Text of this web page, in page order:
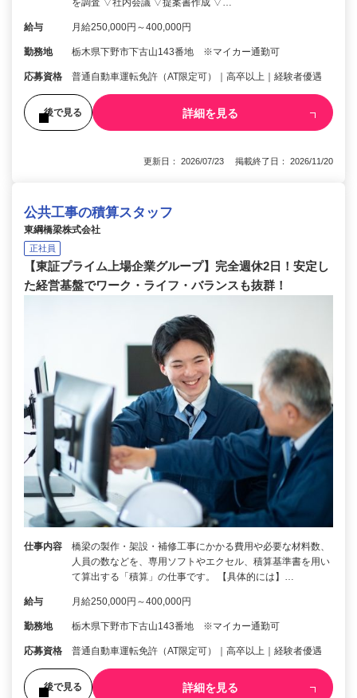
を調査 ▽社内会議 ▽提案書作成 ▽…
給与 月給250,000円～400,000円
勤務地 栃木県下野市下古山143番地 ※マイカー通勤可
応募資格 普通自動車運転免許（AT限定可）｜高卒以上｜経験者優遇
後で見る 詳細を見る
更新日： 2026/07/23 掲載終了日： 2026/11/20
公共工事の積算スタッフ
東綱橋梁株式会社
正社員
【東証プライム上場企業グループ】完全週休2日！安定し
た経営基盤でワーク・ライフ・バランスも抜群！
仕事内容
橋梁の製作・架設・補修工事にかかる費用や必要な材料数、
人員の数などを、専用ソフトやエクセル、積算基準書を用い
て算出する「積算」の仕事です。 【具体的には】…
給与 月給250,000円～400,000円
勤務地 栃木県下野市下古山143番地 ※マイカー通勤可
応募資格 普通自動車運転免許（AT限定可）｜高卒以上｜経験者優遇
後で見る 詳細を見る